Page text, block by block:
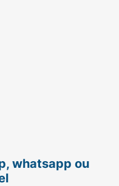
whatsapp ou